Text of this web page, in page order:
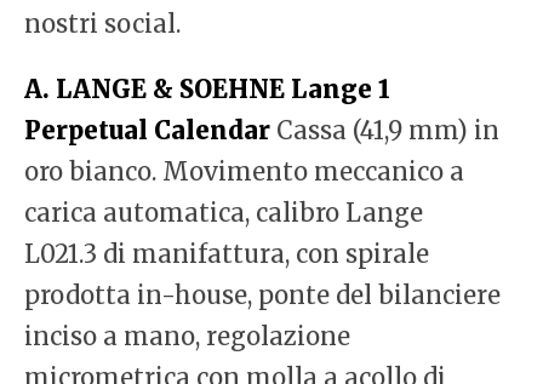
nostri social.
A. LANGE & SOEHNE Lange 1
Perpetual Calendar Cassa (41,9 mm) in
oro bianco. Movimento meccanico a
carica automatica, calibro Lange
L021.3 di manifattura, con spirale
prodotta in-house, ponte del bilanciere
inciso a mano, regolazione
micrometrica con molla a acollo di